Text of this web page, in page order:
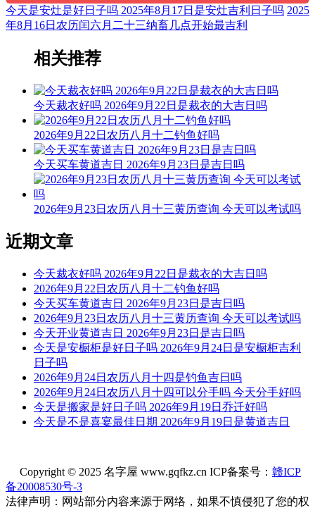
今天是安灶是好日子吗 2025年8月17日是安灶吉利日子吗 2025
年8月16日农历闰六月二十三纳畜几点开始最吉利
相关推荐
今天裁衣好吗 2026年9月22日是裁衣的大吉日吗
2026年9月22日农历八月十二钓鱼好吗
今天买车黄道吉日 2026年9月23日是吉日吗
2026年9月23日农历八月十三黄历查询 今天可以考试吗
近期文章
今天裁衣好吗 2026年9月22日是裁衣的大吉日吗
2026年9月22日农历八月十二钓鱼好吗
今天买车黄道吉日 2026年9月23日是吉日吗
2026年9月23日农历八月十三黄历查询 今天可以考试吗
今天开业黄道吉日 2026年9月23日是吉日吗
今天是安橱柜是好日子吗 2026年9月24日是安橱柜吉利
日子吗
2026年9月24日农历八月十四是钓鱼吉日吗
2026年9月24日农历八月十四可以分手吗 今天分手好吗
今天是搬家是好日子吗 2026年9月19日乔迁好吗
今天是不是喜宴最佳日期 2026年9月19日是黄道吉日
Copyright © 2025 名字屋 www.gqfkz.cn ICP备案号： 赣ICP
备20008530号-3
法律声明：网站部分内容来源于网络，如果不慎侵犯了您的权